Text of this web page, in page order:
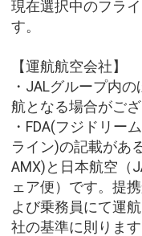
現在選択中のフラ
す。
【運航航空会社】
・JALグループ内
航となる場合がござ
・FDA(フジドリー
ライン)の記載があ
AMX)と日本航空（
ェア便）です。提
よび乗務員にて運
社の基準に則ります